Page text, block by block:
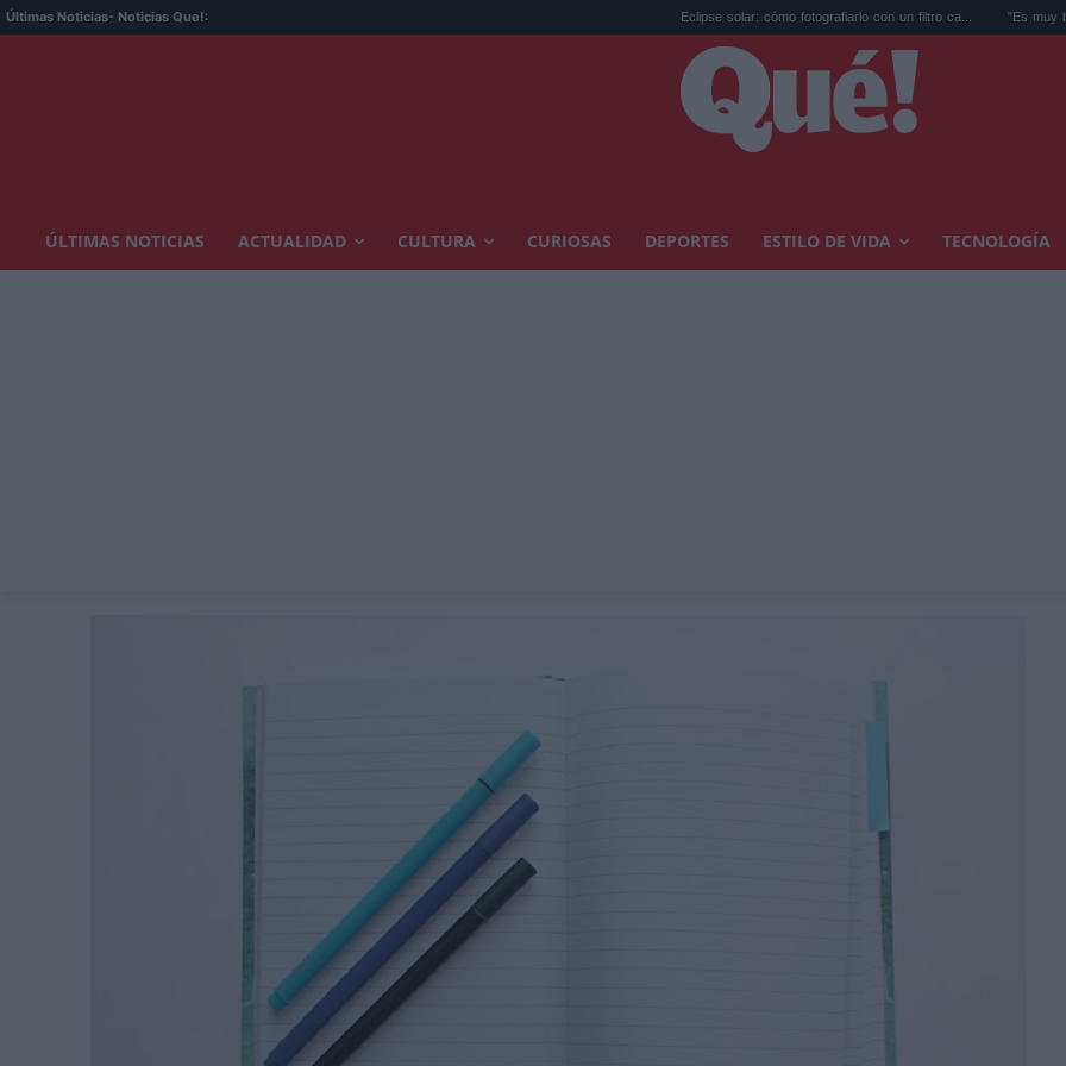
Últimas Noticias- Noticias Que!: Eclipse solar: cómo fotografiarlo con un filtro ca... "Es muy buena niña,
ÚLTIMAS NOTICIAS ACTUALIDAD CULTURA CURIOSAS DEPORTES ESTILO DE VIDA TECNOLOGÍA